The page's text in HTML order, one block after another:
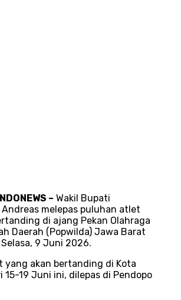
– Wakil Bupati
Andreas melepas puluhan atlet
di ajang Pekan Olahraga
Daerah (Popwilda) Jawa Barat
9 Juni 2026.
yang akan bertanding di Kota
15-19 Juni ini, dilepas di Pendopo